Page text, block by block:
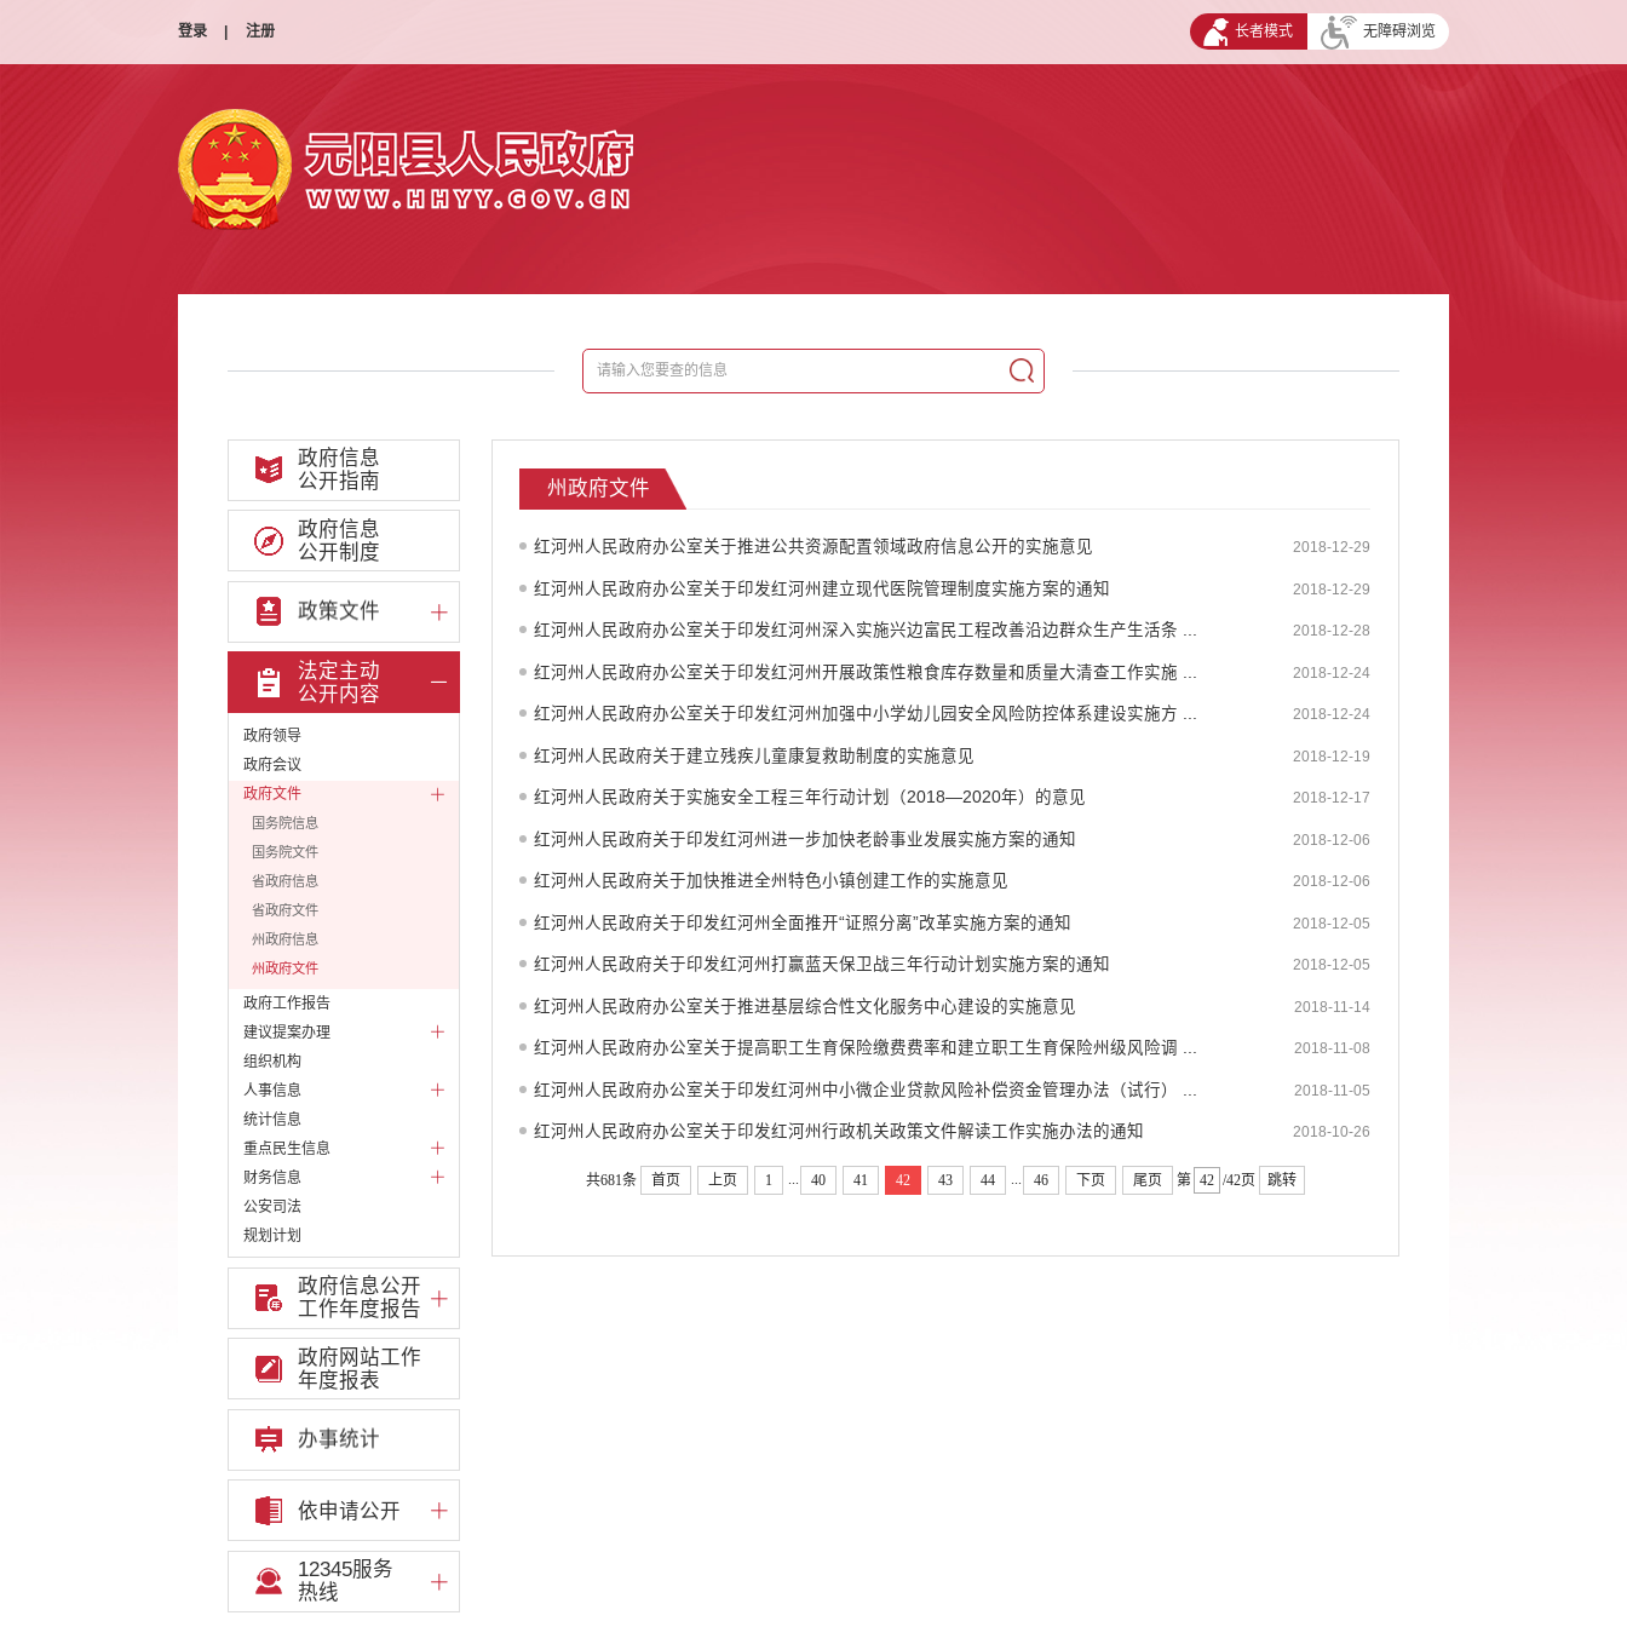
登录 注册 长者模式 无障碍浏览
政府信息
公开指南
政府信息
公开制度
政策文件
法定主动
公开内容
政府领导
政府会议
政府文件
国务院信息
国务院文件
省政府信息
省政府文件
州政府信息
州政府文件
政府工作报告
建议提案办理
组织机构
人事信息
统计信息
重点民生信息
财务信息
公安司法
规划计划
财政预决算
公务员招录
公共资源配置
重大决策预公开
重大决策听证事项
权责清单
行政事项
部门信息公开基本目录
重大项目
重点领域责任部门信息公开
政府信息公开
工作年度报告
政府网站工作
年度报表
办事统计
依申请公开
12345服务
热线
州政府文件
红河州人民政府办公室关于推进公共资源配置领域政府信息公开的实施意见 2018-12-29
红河州人民政府办公室关于印发红河州建立现代医院管理制度实施方案的通知 2018-12-29
红河州人民政府办公室关于印发红河州深入实施兴边富民工程改善沿边群众生产生活条 ... 2018-12-28
红河州人民政府办公室关于印发红河州开展政策性粮食库存数量和质量大清查工作实施 ... 2018-12-24
红河州人民政府办公室关于印发红河州加强中小学幼儿园安全风险防控体系建设实施方 ... 2018-12-24
红河州人民政府关于建立残疾儿童康复救助制度的实施意见 2018-12-19
红河州人民政府关于实施安全工程三年行动计划（2018—2020年）的意见 2018-12-17
红河州人民政府关于印发红河州进一步加快老龄事业发展实施方案的通知 2018-12-06
红河州人民政府关于加快推进全州特色小镇创建工作的实施意见 2018-12-06
红河州人民政府关于印发红河州全面推开“证照分离”改革实施方案的通知 2018-12-05
红河州人民政府关于印发红河州打赢蓝天保卫战三年行动计划实施方案的通知 2018-12-05
红河州人民政府办公室关于推进基层综合性文化服务中心建设的实施意见 2018-11-14
红河州人民政府办公室关于提高职工生育保险缴费费率和建立职工生育保险州级风险调 ... 2018-11-08
红河州人民政府办公室关于印发红河州中小微企业贷款风险补偿资金管理办法（试行） ... 2018-11-05
红河州人民政府办公室关于印发红河州行政机关政策文件解读工作实施办法的通知 2018-10-26
共681条 首页 上页 1 ... 40 41 42 43 44 ... 46 下页 尾页 第 /42页 跳转